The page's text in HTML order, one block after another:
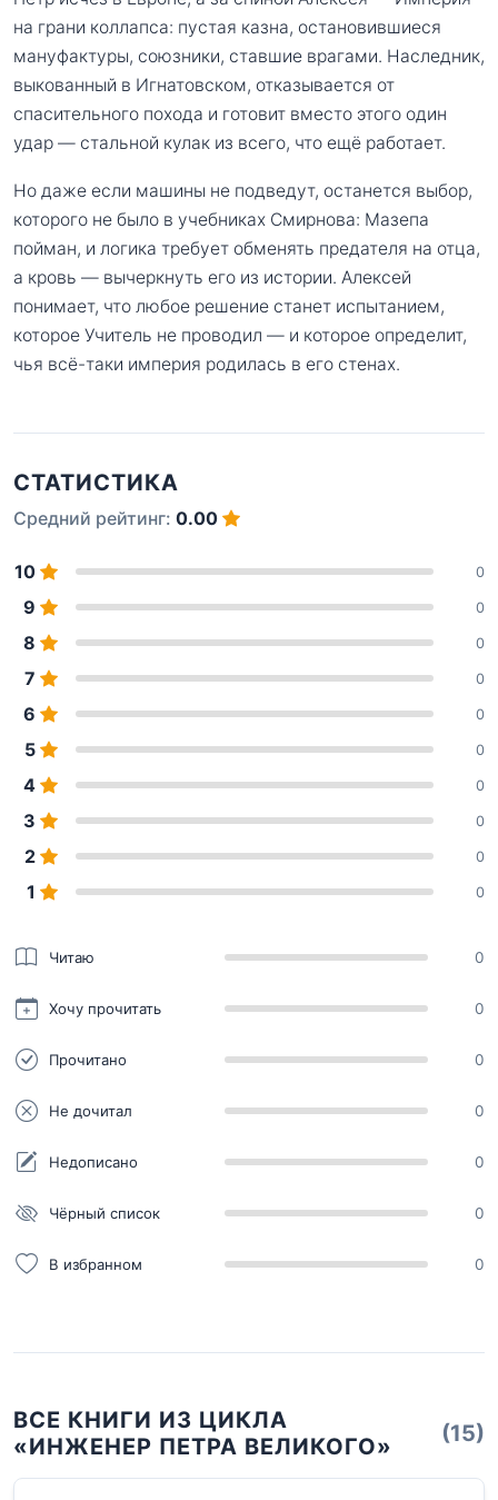
на грани коллапса: пустая казна, остановившиеся
мануфактуры, союзники, ставшие врагами. Наследник,
выкованный в Игнатовском, отказывается от
спасительного похода и готовит вместо этого один
удар — стальной кулак из всего, что ещё работает.
Но даже если машины не подведут, останется выбор,
которого не было в учебниках Смирнова: Мазепа
пойман, и логика требует обменять предателя на отца,
а кровь — вычеркнуть его из истории. Алексей
понимает, что любое решение станет испытанием,
которое Учитель не проводил — и которое определит,
чья всё-таки империя родилась в его стенах.
СТАТИСТИКА
Средний рейтинг: 0.00
10 0
9 0
8 0
7 0
6 0
5 0
4 0
3 0
2 0
1 0
Читаю 0
Хочу прочитать 0
Прочитано 0
Не дочитал 0
Недописано 0
Чёрный список 0
В избранном 0
ВСЕ КНИГИ ИЗ ЦИКЛА
«ИНЖЕНЕР ПЕТРА ВЕЛИКОГО»
(15)